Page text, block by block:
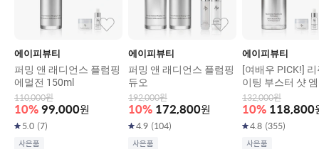
에이피뷰티
퍼밍 앤 래디언스 플럼핑
에멀전 150ml
110,000원
10% 99,000원
5.0 (7)
사은품
에이피뷰티
퍼밍 앤 래디언스 플럼핑
듀오
192,000원
10% 172,800원
4.9 (104)
사은품
에이피뷰티
[여배우 PICK!]
이팅 부스터 샷
30ml
132,000원
10% 118,800
4.8 (355)
사은품